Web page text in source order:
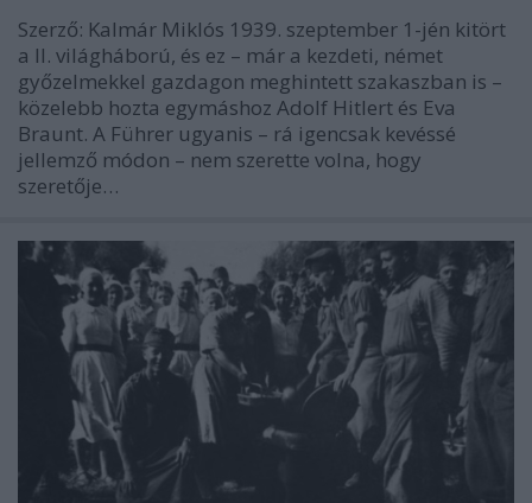
Szerző: Kalmár Miklós 1939. szeptember 1-jén kitört
a II. világháború, és ez – már a kezdeti, német
győzelmekkel gazdagon meghintett szakaszban is –
közelebb hozta egymáshoz Adolf Hitlert és Eva
Braunt. A Führer ugyanis – rá igencsak kevéssé
jellemző módon – nem szerette volna, hogy
szeretője…